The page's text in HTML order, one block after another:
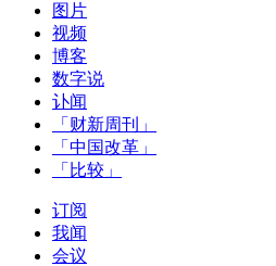
图片
视频
博客
数字说
讣闻
「财新周刊」
「中国改革」
「比较」
订阅
我闻
会议